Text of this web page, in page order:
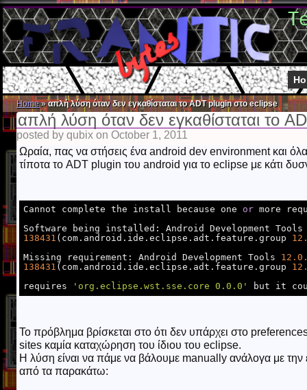
Home»απλή λύση όταν δεν εγκαθίσταται το ADT plugin στο eclipse
απλή λύση όταν δεν εγκαθίσταται το
posted by qubix on October 1, 2011
Ωραία, πας να στήσεις ένα android dev environment και
τίποτα το ADT plugin του android για το eclipse με κάτι
Cannot complete the install because one or more
Software being installed: Android Development
138431 (com.android.ide.eclipse.adt.feature.group
Missing requirement: Android Development Tools 12.0
138431 (com.android.ide.eclipse.adt.feature.group
requires
'org.eclipse.wst.sse.core 0.0.0' but it
Το πρόβλημα βρίσκεται στο ότι δεν υπάρχει στο
sites καμία καταχώρηση του ίδιου του eclipse.
H λύση είναι να πάμε να βάλουμε manually ανάλογα με
από τα παρακάτω: